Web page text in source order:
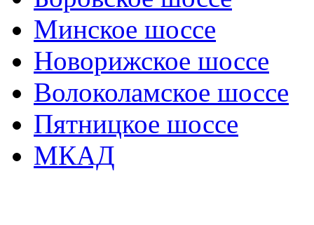
Минское шоссе
Новорижское шоссе
Волоколамское шоссе
Пятницкое шоссе
МКАД